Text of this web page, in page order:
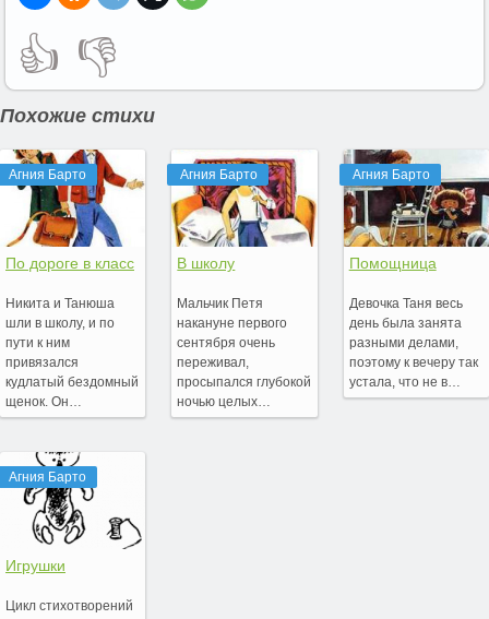
👍 👎
Похожие стихи
Агния Барто
По дороге в класс
Никита и Танюша
шли в школу, и по
пути к ним
привязался
кудлатый бездомный
щенок. Он…
Агния Барто
Игрушки
Цикл стихотворений
Агния Барто
В школу
Мальчик Петя
накануне первого
сентября очень
переживал,
просыпался глубокой
ночью целых…
Агния Барто
Помощница
Девочка Таня весь
день была занята
разными делами,
поэтому к вечеру так
устала, что не в…